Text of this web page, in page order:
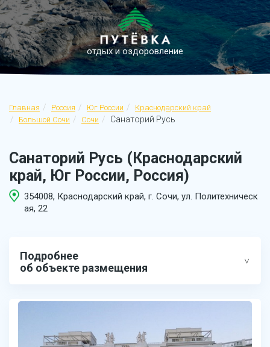
отдых и оздоровление
Главная Россия Юг России
Краснодарский край
Большой Сочи
Сочи Санаторий Русь
Санаторий Русь (Краснодарский
край, Юг России, Россия)
354008, Краснодарский край, г. Сочи, ул. Политехническ
ая, 22
Подробнее
об объекте размещения